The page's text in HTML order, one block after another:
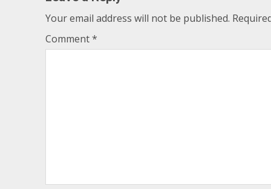
Your email address will not be published.
Comment*